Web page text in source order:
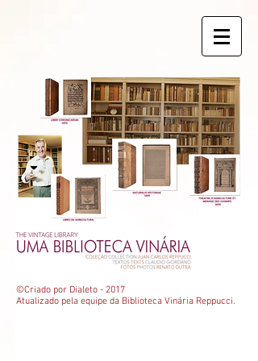
©Criado por Dialeto - 2017
Atualizado pela equipe da Biblioteca Vinária Reppucci.